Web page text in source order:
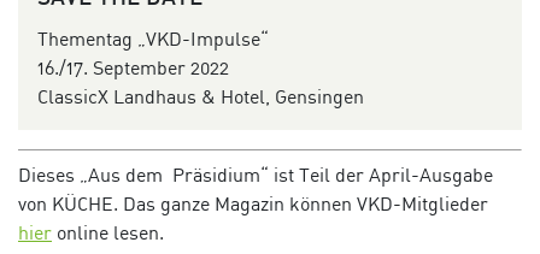
Thementag „VKD-Impulse“
16./17. September 2022
ClassicX Landhaus & Hotel, Gensingen
Dieses „Aus dem Präsidium“ ist Teil der April-Ausgabe
von KÜCHE. Das ganze Magazin können VKD-Mitglieder
hier online lesen.